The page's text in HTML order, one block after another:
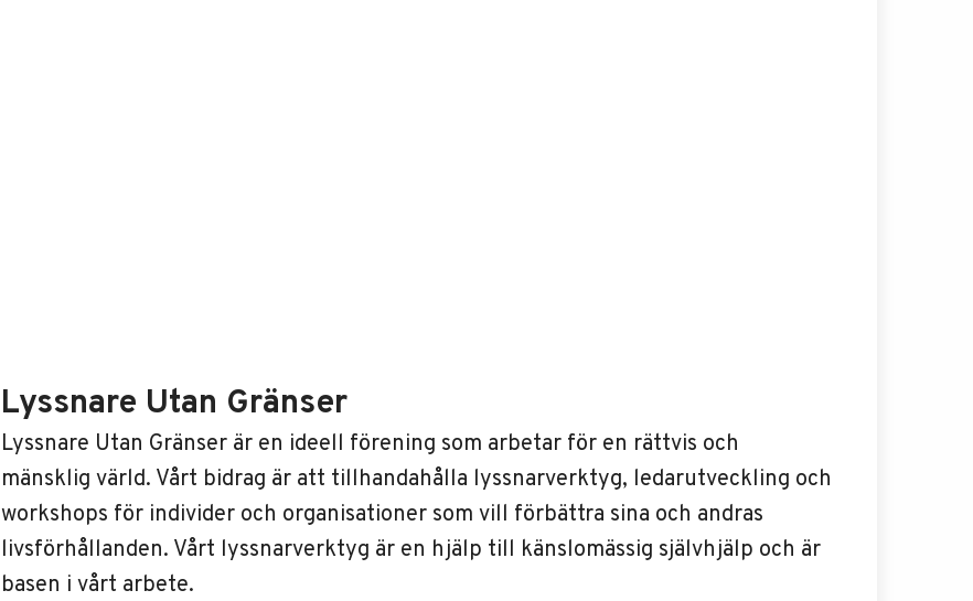
Lyssnare Utan Gränser
Lyssnare Utan Gränser är en ideell förening som arbetar för en rättvis och
mänsklig värld. Vårt bidrag är att tillhandahålla lyssnarverktyg, ledarutveckling och
workshops för individer och organisationer som vill förbättra sina och andras
livsförhållanden. Vårt lyssnarverktyg är en hjälp till känslomässig självhjälp och är
basen i vårt arbete.